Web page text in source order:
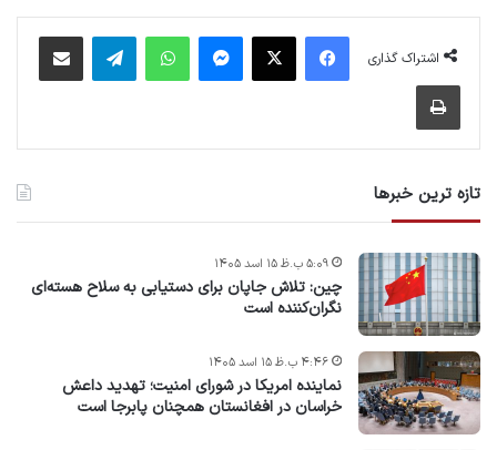
اشتراک گذاری
فیس بوک پیام رسان واتس آپ
تازه ترین خبرها
چین: تلاش جاپان برای دستیابی به سلاح هسته‌ای
نگران‌کننده است
۵:۰۹ ب.ظ ۱۵ اسد ۱۴۰۵
نماینده امریکا در شورای امنیت؛ تهدید داعش
خراسان در افغانستان همچنان پابرجا است
۴:۴۶ ب.ظ ۱۵ اسد ۱۴۰۵